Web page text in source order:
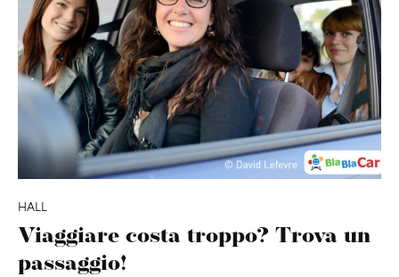
HALL
Viaggiare costa troppo? Trova un
passaggio!